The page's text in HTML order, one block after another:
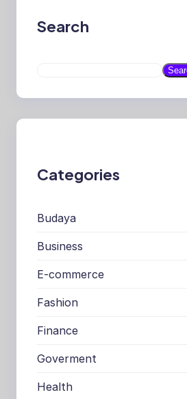
Search
a
Categories
Budaya
Business
E-commerce
Fashion
Finance
Goverment
Health